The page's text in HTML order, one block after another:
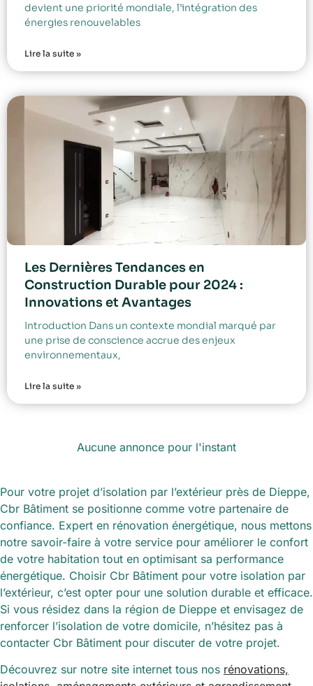
devient une priorité mondiale, l’intégration des
énergies renouvelables
Lire la suite »
Les Dernières Tendances en
Construction Durable pour 2024 :
Innovations et Avantages
Introduction Dans un contexte mondial marqué par
une prise de conscience accrue des enjeux
environnementaux,
Lire la suite »
Aucune annonce pour l'instant
Pour votre projet d’isolation par l’extérieur près de Dieppe,
Cbr Bâtiment se positionne comme votre partenaire de
confiance. Expert en rénovation énergétique, nous mettons
notre savoir-faire à votre service pour améliorer le confort
de votre habitation tout en optimisant sa performance
énergétique. Choisir Cbr Bâtiment pour votre isolation par
l’extérieur, c’est opter pour une solution durable et efficace.
Si vous résidez dans la région de Dieppe et envisagez de
renforcer l’isolation de votre domicile, n’hésitez pas à
contacter Cbr Bâtiment pour discuter de votre projet.
Découvrez sur notre site internet tous nos rénovations,